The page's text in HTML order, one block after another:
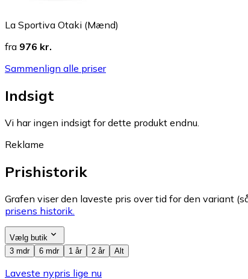
La Sportiva Otaki (Mænd)
fra 976 kr.
Sammenlign alle priser
Indsigt
Vi har ingen indsigt for dette produkt endnu.
Reklame
Prishistorik
Grafen viser den laveste pris over tid for den variant
prisens historik.
Vælg butik
3 mdr
6 mdr 1 år 2 år Alt
Laveste nypris lige nu